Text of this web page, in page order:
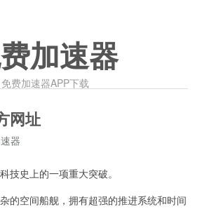
加速器
免费加速器APP下载
网址
器
史上的一项重大突破。
空间船舰，拥有超强的推进系统和时间